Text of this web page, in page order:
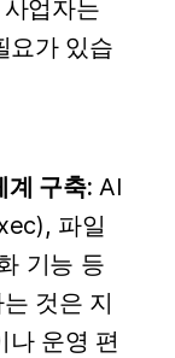
업자는
요가 있습
계 구축: AI
파일
기능 등
것은 지
나 운영 편